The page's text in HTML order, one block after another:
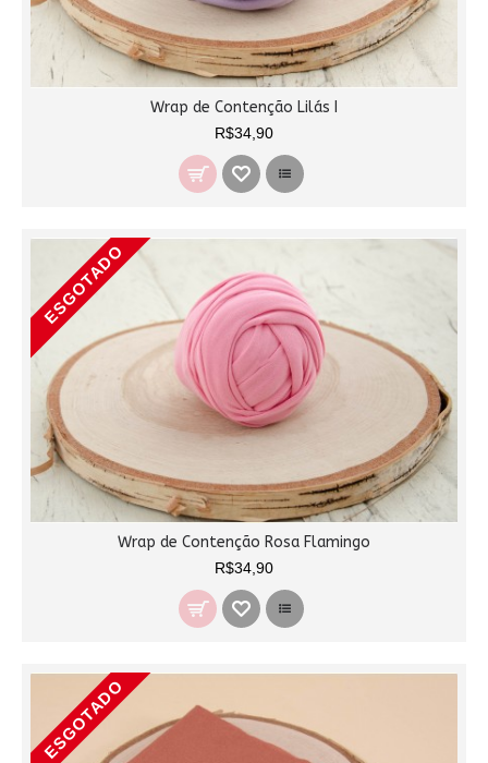
Wrap de Contenção Lilás I
R$34,90
ESGOTADO
Wrap de Contenção Rosa Flamingo
R$34,90
ESGOTADO